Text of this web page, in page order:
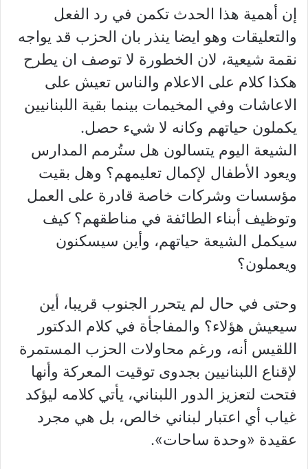
إن أهمية هذا الحدث تكمن في رد الفعل
والتعليقات وهو ايضا ينذر بان الحزب قد يواجه
نقمة شيعية، لان الخطورة لا توصف ان يطرح
هكذا كلام على الاعلام والناس تعيش على
الاعاشات وفي المخيمات بينما بقية اللبنانيين
يكملون حياتهم وكانه لا شيء حصل.
الشيعة اليوم يتسالون هل ستُرمم المدارس
ويعود الأطفال لإكمال تعليمهم؟ وهل بقيت
مؤسسات وشركات خاصة قادرة على العمل
وتوظيف أبناء الطائفة في مناطقهم؟ كيف
سيكمل الشيعة حياتهم، وأين سيسكنون
ويعملون؟
وحتى في حال لم يتحرر الجنوب قريبا، أين
سيعيش هؤلاء؟ والمفاجأة في كلام الدكتور
اللقيس أنه، ورغم محاولات الحزب المستمرة
لإقناع اللبنانيين بجدوى توقيت المعركة وأنها
فتحت لتعزيز الدور اللبناني، يأتي كلامه ليؤكد
غياب أي اعتبار لبناني خالص، بل هي مجرد
عقيدة «وحدة ساحات».